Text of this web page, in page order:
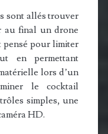
sont allés trouver
au final un drone
pensé pour limiter
en permettant
lors d’un
le cocktail
simples, une
HD.